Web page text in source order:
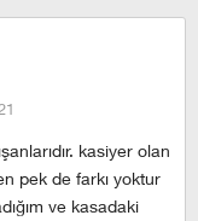
kasiyer olan
pek de farkı yoktur
ve kasadaki